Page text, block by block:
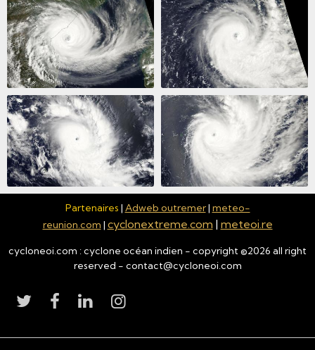
Partenaires | Adweb outremer| meteo-
reunion.com | cyclonextreme.com | meteoi.re
cycloneoi.com : cyclone océan indien - copyright ©2026 all right
reserved - contact@cycloneoi.com